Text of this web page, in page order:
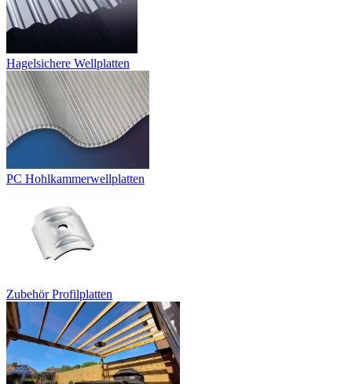
Hagelsichere Wellplatten
PC Hohlkammerwellplatten
Zubehör Profilplatten